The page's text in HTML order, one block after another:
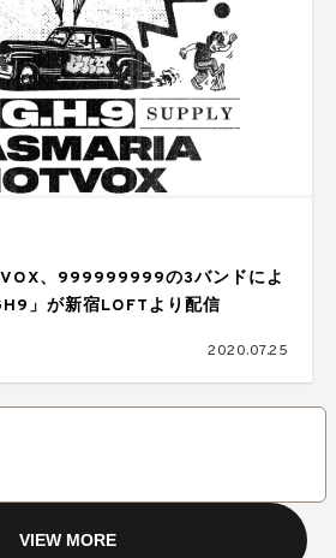
、999999999の3バンドによ
」が新宿LOFTより配信
2020.07.25
VIEW MORE